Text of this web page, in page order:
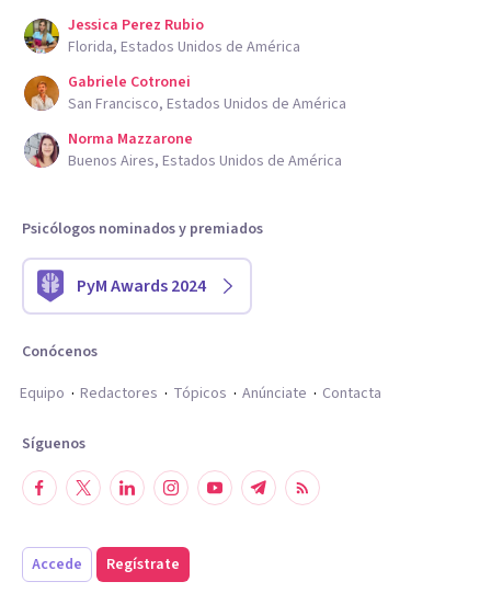
Jessica Perez Rubio
Florida, Estados Unidos de América
Gabriele Cotronei
San Francisco, Estados Unidos de América
Norma Mazzarone
Buenos Aires, Estados Unidos de América
Psicólogos nominados y premiados
PyM Awards 2024
Conócenos
Equipo
Redactores Tópicos Anúnciate Contacta
Síguenos
Accede Regístrate